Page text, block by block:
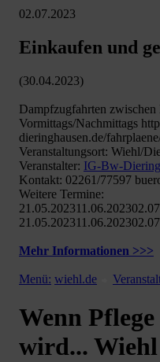
02.07.2023
Einkaufen und
(30.04.2023)
Dampfzugfahrten zwischen
Vormittags/Nachmittags
dieringhausen.de/
Veranstaltungsort: Wiehl/
Veranstalter: IG-Bw-
Kontakt: 02261/77597
Weitere Termine:
Mehr Informationen >>>
Menü: wiehl.de
Wenn
wird... Wiehl